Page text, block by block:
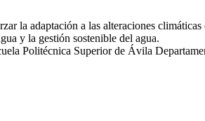
la adaptación a las alteraciones
y la gestión sostenible del agua.
Politécnica Superior de Ávila